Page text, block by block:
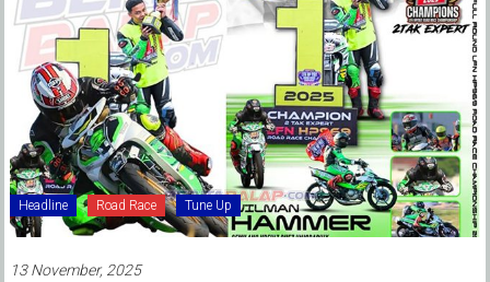
Headline Road Race Tune Up
13 November, 2025